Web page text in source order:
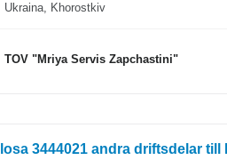
Ukraina, Khorostkiv
TOV "Mriya Servis Zapchastini"
3444021 andra driftsdelar till